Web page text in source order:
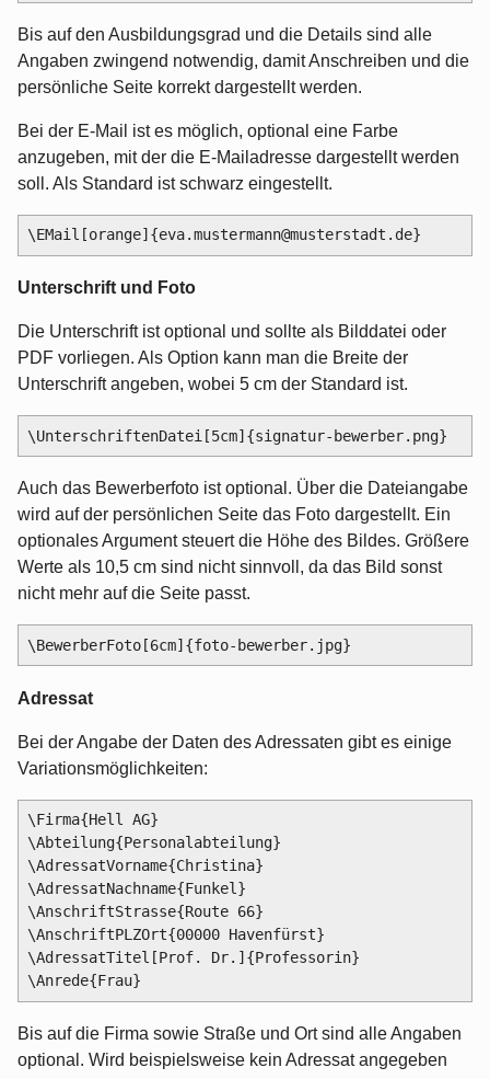
Bis auf den Ausbildungsgrad und die Details sind alle
Angaben zwingend notwendig, damit Anschreiben und die
persönliche Seite korrekt dargestellt werden.
Bei der E-Mail ist es möglich, optional eine Farbe
anzugeben, mit der die E-Mailadresse dargestellt werden
soll. Als Standard ist schwarz eingestellt.
Unterschrift und Foto
Die Unterschrift ist optional und sollte als Bilddatei oder
PDF vorliegen. Als Option kann man die Breite der
Unterschrift angeben, wobei 5 cm der Standard ist.
Auch das Bewerberfoto ist optional. Über die Dateiangabe
wird auf der persönlichen Seite das Foto dargestellt. Ein
optionales Argument steuert die Höhe des Bildes. Größere
Werte als 10,5 cm sind nicht sinnvoll, da das Bild sonst
nicht mehr auf die Seite passt.
Adressat
Bei der Angabe der Daten des Adressaten gibt es einige
Variationsmöglichkeiten:
\Firma{Hell AG}
\Abteilung{Personalabteilung}
\AdressatVorname{Christina}
\AdressatNachname{Funkel}
\AnschriftStrasse{Route 66}
\AnschriftPLZOrt{00000 Havenfürst}
\AdressatTitel[Prof. Dr.]{Professorin}
Bis auf die Firma sowie Straße und Ort sind alle Angaben
optional. Wird beispielsweise kein Adressat angegeben